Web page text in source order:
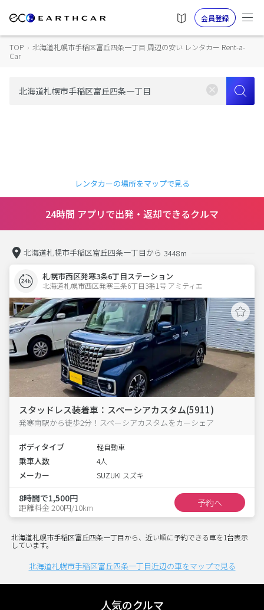
会員登録
TOP › 北海道札幌市手稲区富丘四条一丁目 周辺の安い レンタカー Rent-a-
Car
レンタカーの場所をマップで見る
24時間 アプリで出発・返却できるクルマ
北海道札幌市手稲区富丘四条一丁目から 3448m
札幌市西区発寒3条6丁目ステーション
北海道札幌市西区発寒三条6丁目3番1号 アミティエ
スタッドレス装着車：スペーシアカスタム(5911)
発寒南駅から徒歩2分！スペーシアカスタムをカーシェア
ボディタイプ 軽自動車
乗車人数 4人
メーカー SUZUKI スズキ
8時間で1,500円
距離料金 200円/10km 予約へ
北海道札幌市手稲区富丘四条一丁目から、近い順に予約できる車を1台表示
しています。
北海道札幌市手稲区富丘四条一丁目近辺の車をマップで見る
人気のクルマ